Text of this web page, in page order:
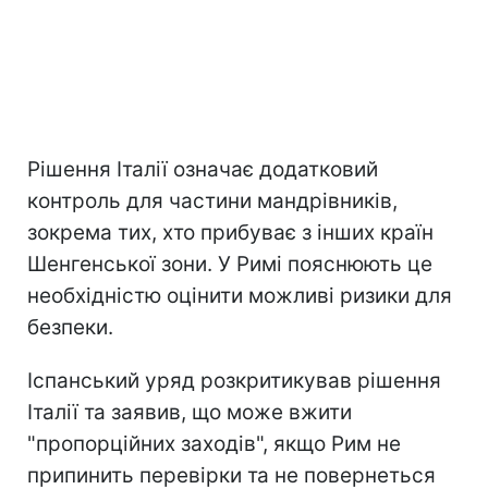
Рішення Італії означає додатковий
контроль для частини мандрівників,
зокрема тих, хто прибуває з інших країн
Шенгенської зони. У Римі пояснюють це
необхідністю оцінити можливі ризики для
безпеки.
Іспанський уряд розкритикував рішення
Італії та заявив, що може вжити
"пропорційних заходів", якщо Рим не
припинить перевірки та не повернеться